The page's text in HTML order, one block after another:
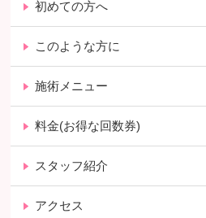
初めての方へ
このような方に
施術メニュー
料金(お得な回数券)
スタッフ紹介
アクセス